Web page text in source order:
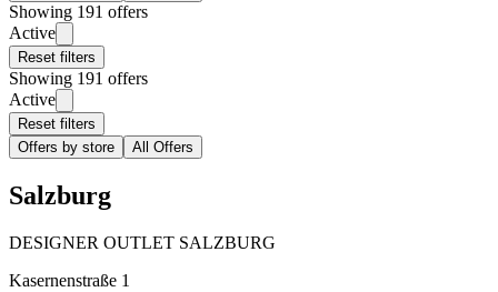
Showing 191 offers
Active
Reset filters
Showing 191 offers
Active
Reset filters
Offers by store
All Offers
Salzburg
DESIGNER OUTLET SALZBURG
Kasernenstraße 1